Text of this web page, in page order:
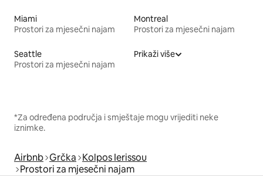
Miami
Prostori za mjesečni najam
Montreal
Prostori za mjesečni najam
Seattle
Prostori za mjesečni najam
Prikaži više
*Za određena područja i smještaje mogu vrijediti neke
iznimke.
Airbnb Grčka Kolpos Ierissou
Prostori za mjesečni najam